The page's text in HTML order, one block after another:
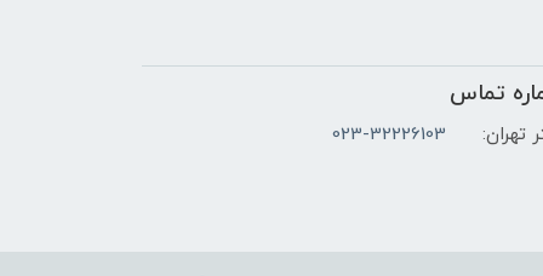
تماس
تهران: 023-32226103